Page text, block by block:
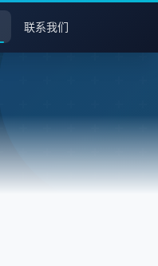
联系我们